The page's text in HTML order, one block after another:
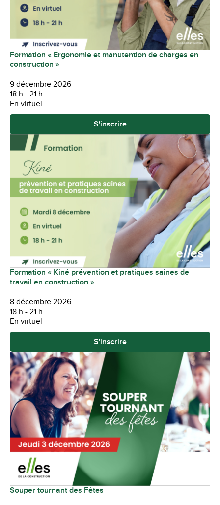
Formation « Ergonomie et manutention de charges en
construction »
9 décembre 2026
18 h - 21 h
En virtuel
S'inscrire
Formation « Kiné prévention et pratiques saines de
travail en construction »
8 décembre 2026
18 h - 21 h
En virtuel
S'inscrire
Souper tournant des Fêtes